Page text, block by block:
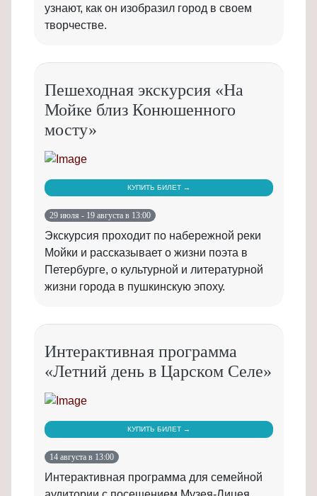
узнают, как он изобразил город в своем
творчестве.
Пешеходная экскурсия «На
Мойке близ Конюшенного
мосту»
КУПИТЬ БИЛЕТ →
29 июля - 19 августа в 13:00
Экскурсия проходит по набережной реки
Мойки и рассказывает о жизни поэта в
Петербурге, о культурной и литературной
жизни города в пушкинскую эпоху.
Интерактивная программа
«Летний день в Царском Селе»
КУПИТЬ БИЛЕТ →
14 августа в 13:00
Интерактивная программа для семейной